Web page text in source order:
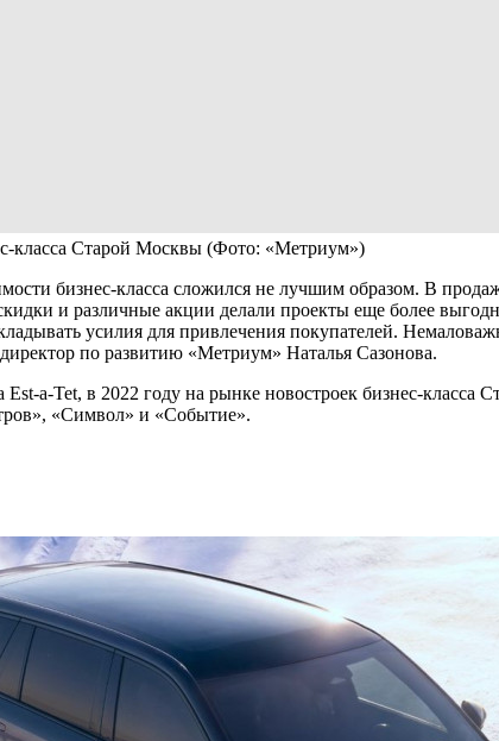
класса Старой Москвы (Фото: «Метриум»)
бизнес-класса сложился не лучшим образом. В
и различные акции делали проекты еще более
усилия для привлечения покупателей.
по развитию «Метриум» Наталья Сазонова.
Est-a-Tet, в 2022 году на рынке новостроек бизнес-
«Символ» и «Событие».